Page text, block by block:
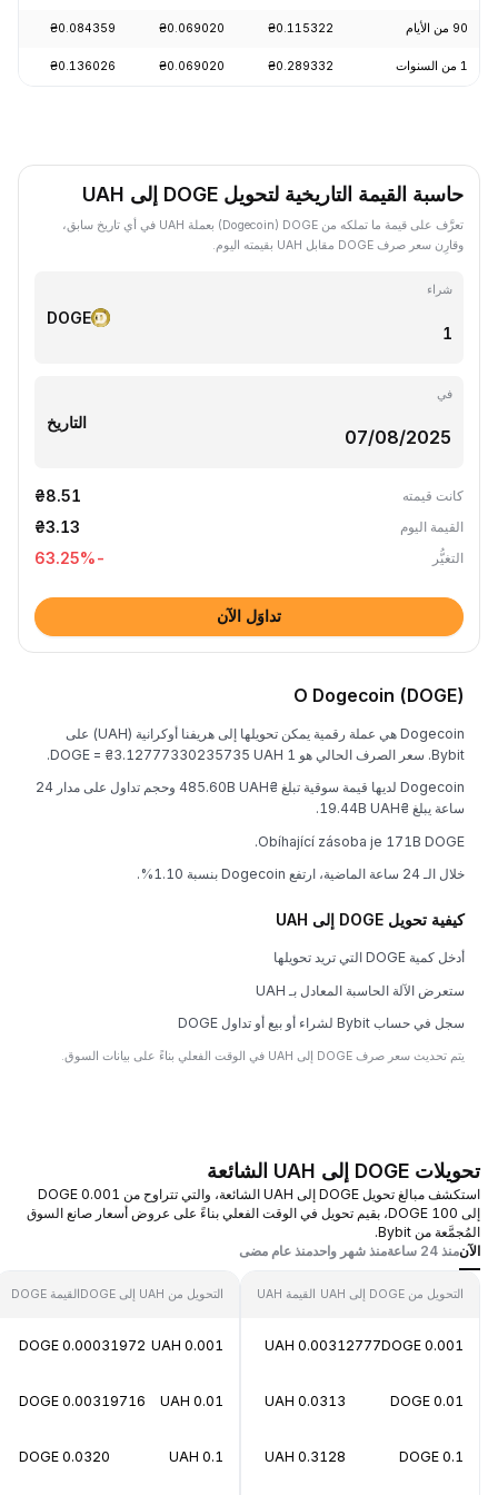
90 من الأيام ₴0.115322
₴0.069020
₴0.084359
1 من السنوات ₴0.289332
₴0.069020
₴0.136026
حاسبة القيمة التاريخية لتحويل DOGE إلى UAH
تعرَّف على قيمة ما تملكه من DOGE ‏(Dogecoin) بعملة UAH في أي تاريخ سابق،
وقارِن سعر صرف DOGE مقابل UAH بقيمته اليوم.
شراء
DOGE
في
التاريخ
كانت قيمته ₴8.51
القيمة اليوم ₴3.13
التغيُّر -63.25
%
تداوَل الآن
O Dogecoin (DOGE)
Dogecoin هي عملة رقمية يمكن تحويلها إلى هريفنا أوكرانية (UAH) على
Bybit. سعر الصرف الحالي هو 1 DOGE = ₴3.12777330235735 UAH.
Dogecoin لديها قيمة سوقية تبلغ ₴485.60B UAH وحجم تداول على مدار 24
ساعة يبلغ ₴19.44B UAH.
Obíhající zásoba je 171B DOGE.
خلال الـ 24 ساعة الماضية، ارتفع Dogecoin بنسبة 1.10%.
كيفية تحويل DOGE إلى UAH
أدخل كمية DOGE التي تريد تحويلها
ستعرض الآلة الحاسبة المعادل بـ UAH
سجل في حساب Bybit لشراء أو بيع أو تداول DOGE
يتم تحديث سعر صرف DOGE إلى UAH في الوقت الفعلي بناءً على بيانات السوق.
تحويلات DOGE إلى UAH الشائعة
استكشف مبالغ تحويل DOGE إلى UAH الشائعة، والتي تتراوح من 0.001 DOGE
إلى 100 DOGE، بقيم تحويل في الوقت الفعلي بناءً على عروض أسعار صانع السوق
المُجمَّعة من Bybit.
الآنمنذ 24 ساعة منذ شهر واحدمنذ عام مضى
التحويل من DOGE إلى UAH القيمة UAH
0.001 DOGE
0.00312777 UAH
0.01 DOGE
0.0313 UAH
0.1 DOGE
0.3128 UAH
التحويل من UAH إلى DOGE القيمة DOGE
0.001 UAH
0.00031972 DOGE
0.01 UAH
0.00319716 DOGE
0.1 UAH
0.0320 DOGE